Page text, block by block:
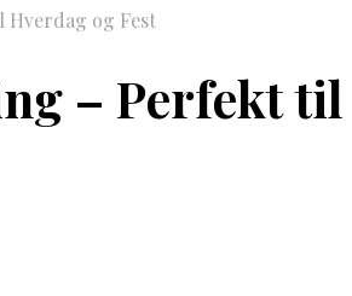
og Fest
– Perfekt til